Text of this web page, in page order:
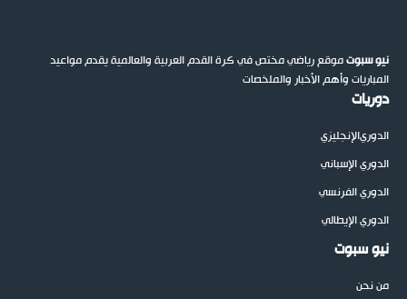
نيو سبوتموقع رياضي مختص في كرة القدم العربية والعالمية يقدم مواعيد
المباريات وأهم الأخبار والملخصات
دوريات
الدوريالإنجليزي
الدوري الإسباني
الدوري الفرنسي
الدوري الإيطالي
نيو سبوت
من نحن